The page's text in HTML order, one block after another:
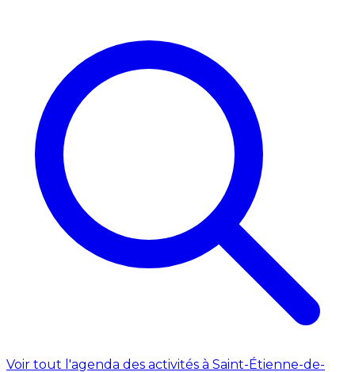
Voir tout l'agenda des activités à Saint-Étienne-de-